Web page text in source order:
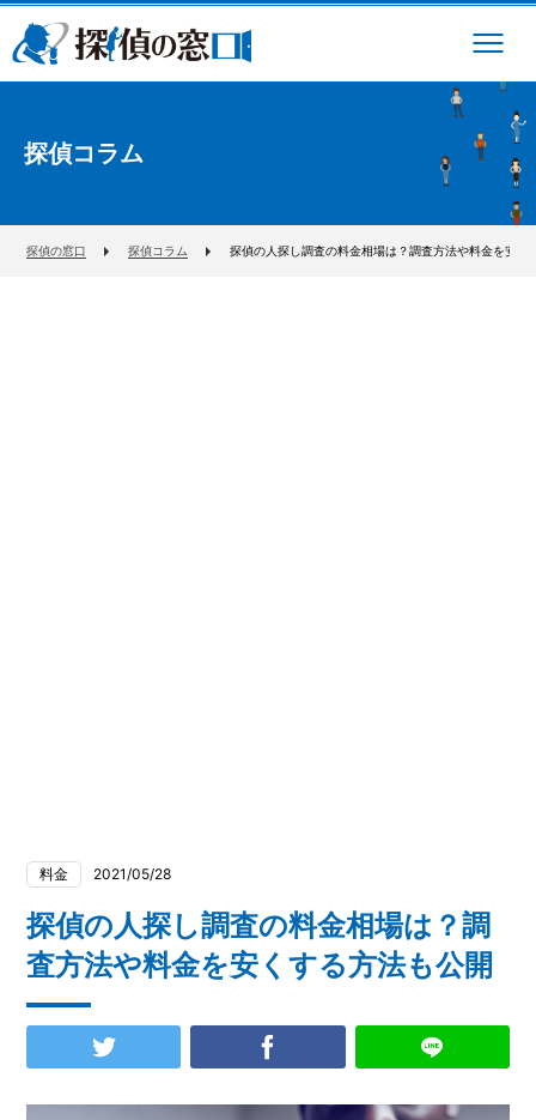
探偵コラム
探偵の窓口 探偵コラム 探偵の人探し調査の料金相場は？調査方法や料金を安く
料金 2021/05/28
探偵の人探し調査の料金相場は？調
査方法や料金を安くする方法も公開